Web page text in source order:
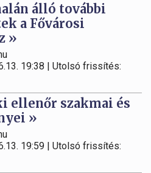
álló további
a Fővárosi
»
19:38 | Utolsó frissítés:
ellenőr szakmai és
»
19:59 | Utolsó frissítés: